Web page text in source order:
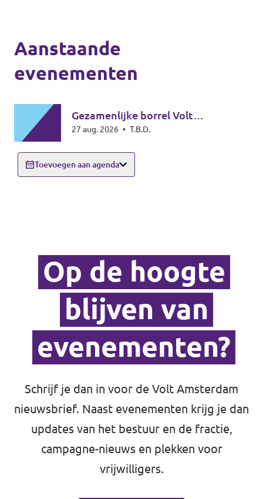
Verkiezingsprogramma
Wat we doen
Merch store
Vacatures
Aanstaande
evenementen
Gezamenlijke borrel Volt
Amsterdam & Noord-Holland
27 aug. 2026 • T.B.D.
Toevoegen aan agenda
Op de hoogte
blijven van
evenementen?
Schrijf je dan in voor de Volt Amsterdam
nieuwsbrief. Naast evenementen krijg je dan
updates van het bestuur en de fractie,
campagne-nieuws en plekken voor
vrijwilligers.